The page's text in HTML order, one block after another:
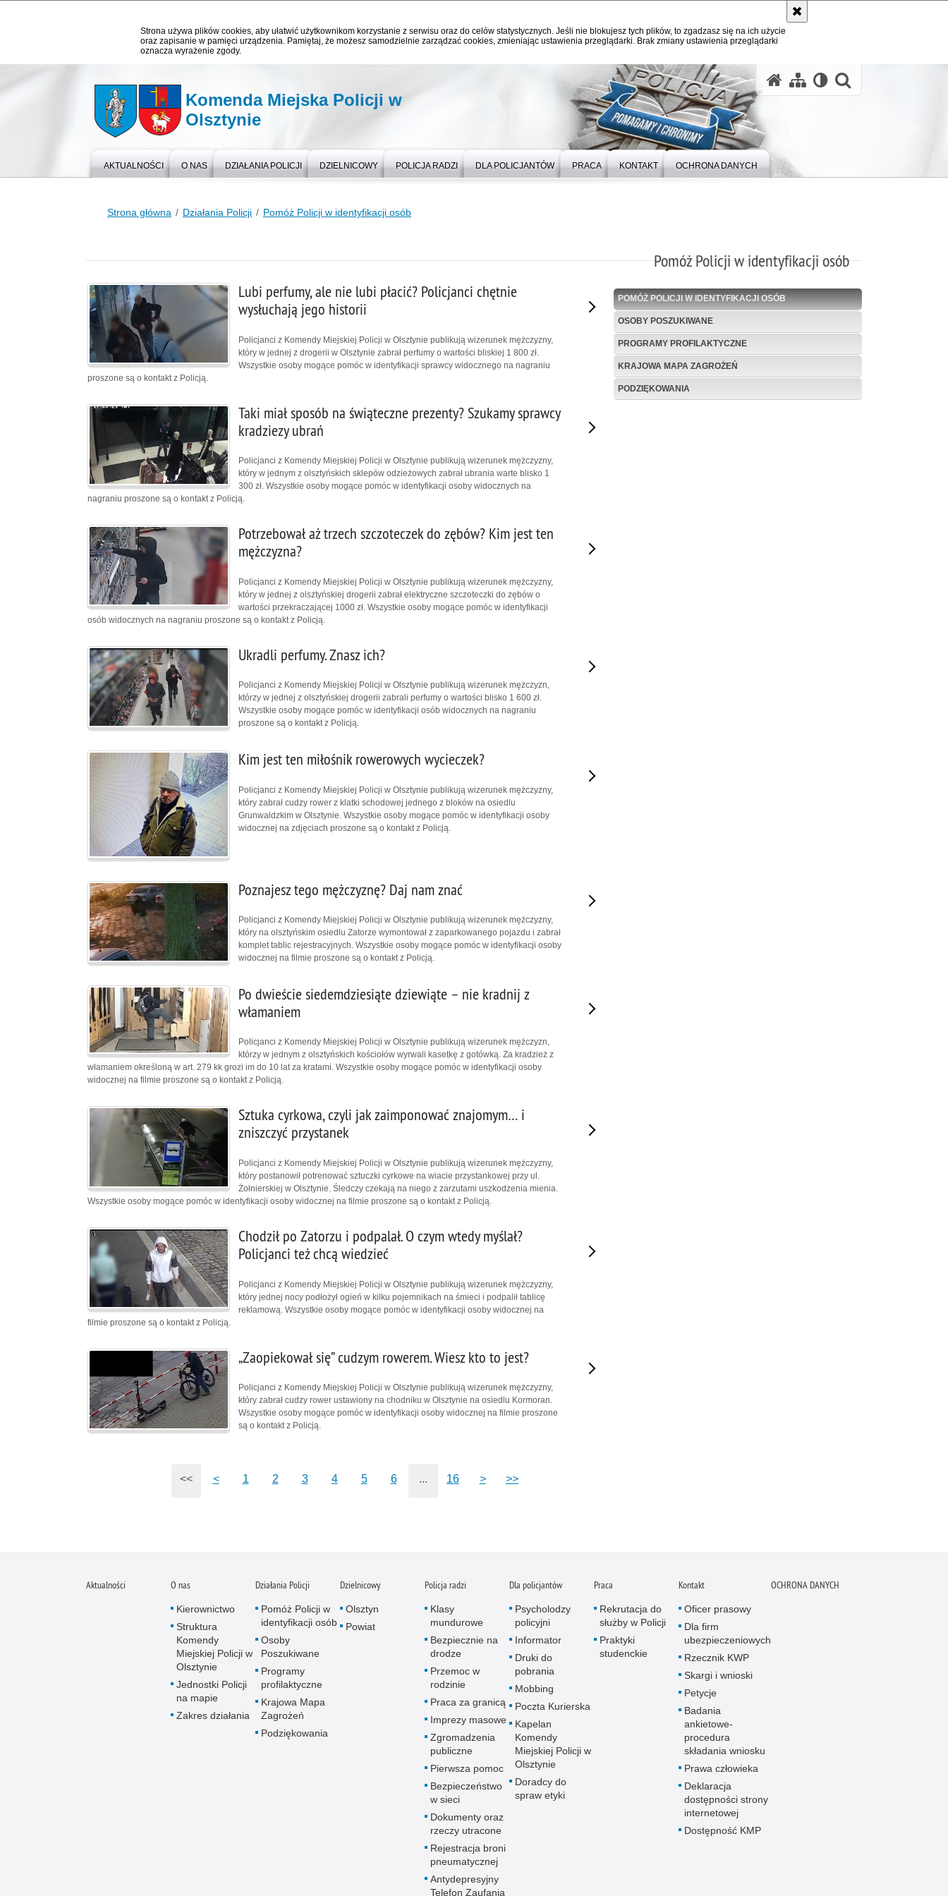
Strona używa plików cookies, aby ułatwić użytkownikom korzystanie z serwisu oraz do celów statystycznych. Jeśli nie blokujesz tych plików, to zgadzasz się na ich użycie
oraz zapisanie w pamięci urządzenia. Pamiętaj, że możesz samodzielnie zarządzać cookies, zmieniając ustawienia przeglądarki. Brak zmiany ustawienia przeglądarki
oznacza wyrażenie zgody.
Komenda Miejska Policji w
Olsztynie
AKTUALNOŚCI O NAS DZIAŁANIA POLICJI DZIELNICOWY POLICJA RADZI DLA POLICJANTÓW PRACA KONTAKT OCHRONA DANYCH
Strona główna Działania Policji Pomóż Policji w identyfikacji osób
Pomóż Policji w identyfikacji osób
POMÓŻ POLICJI W IDENTYFIKACJI OSÓB
OSOBY POSZUKIWANE
PROGRAMY PROFILAKTYCZNE
KRAJOWA MAPA ZAGROŻEŃ
PODZIĘKOWANIA
Lubi perfumy, ale nie lubi płacić? Policjanci chętnie
wysłuchają jego historii
Policjanci z Komendy Miejskiej Policji w Olsztynie publikują wizerunek mężczyzny,
który w jednej z drogerii w Olsztynie zabrał perfumy o wartości bliskiej 1 800 zł.
Wszystkie osoby mogące pomóc w identyfikacji sprawcy widocznego na nagraniu
proszone są o kontakt z Policją.
Taki miał sposób na świąteczne prezenty? Szukamy sprawcy
kradziezy ubrań
Policjanci z Komendy Miejskiej Policji w Olsztynie publikują wizerunek mężczyzny,
który w jednym z olsztyńskich sklepów odzieżowych zabrał ubrania warte blisko 1
300 zł. Wszystkie osoby mogące pomóc w identyfikacji osoby widocznych na
nagraniu proszone są o kontakt z Policją.
Potrzebował aż trzech szczoteczek do zębów? Kim jest ten
mężczyzna?
Policjanci z Komendy Miejskiej Policji w Olsztynie publikują wizerunek mężczyzny,
który w jednej z olsztyńskiej drogerii zabrał elektryczne szczoteczki do zębów o
wartości przekraczającej 1000 zł. Wszystkie osoby mogące pomóc w identyfikacji
osób widocznych na nagraniu proszone są o kontakt z Policją.
Ukradli perfumy. Znasz ich?
Policjanci z Komendy Miejskiej Policji w Olsztynie publikują wizerunek mężczyzn,
którzy w jednej z olsztyńskiej drogerii zabrali perfumy o wartości blisko 1 600 zł.
Wszystkie osoby mogące pomóc w identyfikacji osób widocznych na nagraniu
proszone są o kontakt z Policją.
Kim jest ten miłośnik rowerowych wycieczek?
Policjanci z Komendy Miejskiej Policji w Olsztynie publikują wizerunek mężczyzny,
który zabrał cudzy rower z klatki schodowej jednego z bloków na osiedlu
Grunwaldzkim w Olsztynie. Wszystkie osoby mogące pomóc w identyfikacji osoby
widocznej na zdjęciach proszone są o kontakt z Policją.
Poznajesz tego mężczyznę? Daj nam znać
Policjanci z Komendy Miejskiej Policji w Olsztynie publikują wizerunek mężczyzny,
który na olsztyńskim osiedlu Zatorze wymontował z zaparkowanego pojazdu i zabrał
komplet tablic rejestracyjnych. Wszystkie osoby mogące pomóc w identyfikacji osoby
widocznej na filmie proszone są o kontakt z Policją.
Po dwieście siedemdziesiąte dziewiąte – nie kradnij z
włamaniem
Policjanci z Komendy Miejskiej Policji w Olsztynie publikują wizerunek mężczyzn,
którzy w jednym z olsztyńskich kościołów wyrwali kasetkę z gotówką. Za kradzież z
włamaniem określoną w art. 279 kk grozi im do 10 lat za kratami. Wszystkie osoby mogące pomóc w identyfikacji osoby
widocznej na filmie proszone są o kontakt z Policją.
Sztuka cyrkowa, czyli jak zaimponować znajomym… i
zniszczyć przystanek
Policjanci z Komendy Miejskiej Policji w Olsztynie publikują wizerunek mężczyzny,
który postanowił potrenować sztuczki cyrkowe na wiacie przystankowej przy ul.
Żołnierskiej w Olsztynie. Śledczy czekają na niego z zarzutami uszkodzenia mienia.
Wszystkie osoby mogące pomóc w identyfikacji osoby widocznej na filmie proszone są o kontakt z Policją.
Chodził po Zatorzu i podpalał. O czym wtedy myślał?
Policjanci też chcą wiedzieć
Policjanci z Komendy Miejskiej Policji w Olsztynie publikują wizerunek mężczyzny,
który jednej nocy podłożył ogień w kilku pojemnikach na śmieci i podpalił tablicę
reklamową. Wszystkie osoby mogące pomóc w identyfikacji osoby widocznej na
filmie proszone są o kontakt z Policją.
„Zaopiekował się” cudzym rowerem. Wiesz kto to jest?
Policjanci z Komendy Miejskiej Policji w Olsztynie publikują wizerunek mężczyzny,
który zabrał cudzy rower ustawiony na chodniku w Olsztynie na osiedlu Kormoran.
Wszystkie osoby mogące pomóc w identyfikacji osoby widocznej na filmie proszone
są o kontakt z Policją.
<< < 1 2 3 4 5 6 ... 16 > >>
Aktualności O nas
Kierownictwo
Struktura
Komendy
Miejskiej Policji w
Olsztynie
Jednostki Policji
na mapie
Zakres działania
Działania Policji
Pomóż Policji w
identyfikacji osób
Osoby
Poszukiwane
Programy
profilaktyczne
Krajowa Mapa
Zagrożeń
Podziękowania
Dzielnicowy
Olsztyn
Powiat
Policja radzi
Klasy
mundurowe
Bezpiecznie na
drodze
Przemoc w
rodzinie
Praca za granicą
Imprezy masowe
Zgromadzenia
publiczne
Pierwsza pomoc
Bezpieczeństwo
w sieci
Dokumenty oraz
rzeczy utracone
Rejestracja broni
pneumatycznej
Antydepresyjny
Telefon Zaufania
Dla policjantów
Psycholodzy
policyjni
Informator
Druki do
pobrania
Mobbing
Poczta Kurierska
Kapelan
Komendy
Miejskiej Policji w
Olsztynie
Doradcy do
spraw etyki
Praca
Rekrutacja do
służby w Policji
Praktyki
studenckie
Kontakt
Oficer prasowy
Dla firm
ubezpieczeniowych
Rzecznik KWP
Skargi i wnioski
Petycje
Badania
ankietowe-
procedura
składania wniosku
Prawa człowieka
Deklaracja
dostępności strony
internetowej
Dostępność KMP
OCHRONA DANYCH